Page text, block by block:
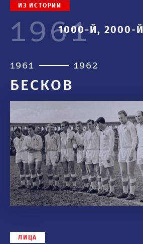
ИЗ ИСТОРИИ
19611000-Й, 2000-Й
1961 1962
БЕСКОВ
ЛИЦА